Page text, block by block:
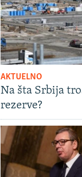
AKTUELNO
Na šta Srbija
rezerve?